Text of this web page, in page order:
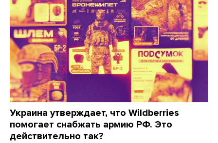
Украина утверждает, что Wildberries
помогает снабжать армию РФ. Это
действительно так?